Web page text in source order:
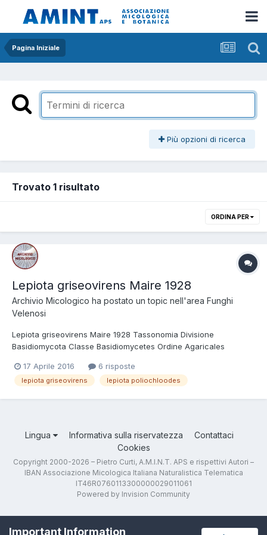
Pagina Iniziale
Più opzioni di ricerca
Trovato 1 risultato
ORDINA PER
Lepiota griseovirens Maire 1928
Archivio Micologico ha postato un topic nell'area Funghi
Velenosi
Lepiota griseovirens Maire 1928 Tassonomia Divisione
Basidiomycota Classe Basidiomycetes Ordine Agaricales
Gray Sottogenere Lepiotula (spore speronate) Sezione
Stenosporae (cuticola tricodermica) Sottosezione Ste...
17 Aprile 2016 6 risposte
lepiota griseovirens lepiota poliochloodes
Lingua Informativa sulla riservatezza
Contattaci
Cookies
Copyright 2000-2026 – Pietro Curti, A.M.I.N.T. APS e rispettivi Autori –
IBAN Associazione Micologica Italiana Naturalistica Telematica
IT46R0760113300000029011061
Powered by Invision Community
Important Information